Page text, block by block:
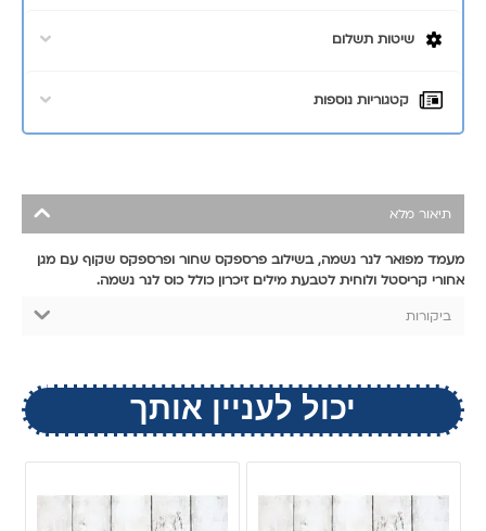
שיטות תשלום
קטגוריות נוספות
תיאור מלא
מעמד מפואר לנר נשמה, בשילוב פרספקס שחור ופרספקס שקוף עם מגן
אחורי קריסטל ולוחית לטבעת מילים זיכרון כולל כוס לנר נשמה.
ביקורות
יכול לעניין אותך